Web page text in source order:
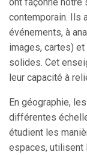
contemporain. Ils
événements, à
images, cartes)
solides. Cet
leur capacité à
En géographie,
différentes
étudient les
espaces, utilisent